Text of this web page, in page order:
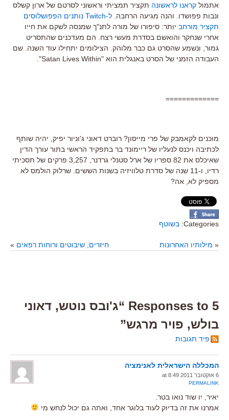
אתמול קראנו לראשונה תקציר תמציתי וראשוני לסרטם של ארון קשלס
ונבות פפושדו. והנה מגיעה הרחבה.
ל-Twitch נותנים הפפושלוסים
תקציר מורחב יותר: סיפורו של מורה לתנ"ך שמנסה לשקם את חייו
אחרי שנחקר והואשם בסדרת מעשי רצח. הם מעדכנים שהתסריט
גמור, ונשמע שהסרט גם כבר מלוהק. הצילומים יתחילו עוד השנה. שם
העבודה הזמני של הסרט באנגלית הוא "Satan Lives Within".
=============
מוכנים לקאמבק של פרי מייסון? רוברט דאוני ג'וניור יפיק, יהיה שותף
לכתיבה ויכנס לנעליו של ריימונד בר בתפקיד הראשי בתור עורך הדין
שאיכלס את 82 ספריו של ארל סטנלי גרדנר, 3,257 פרקים של תסכיתי
רדיו, ו-11 שנה של סדרת טלוויזיה בשנות הששים. שרלוק הולמס לא
מספיק לא, אה?
Categories: בשוטף
« מילותיו האחרונות חיזרים, שיבוטים ורוחות רפאים »
5 Responses to “ג'ובס נוטש, דאוני
בולש, פויר מרגש”
פיד תגובות
המכללה הישראלית לאנימציה
6 אוקטובר 2011 at 8:49
PERMALINK
יאיר, יו שוד נואו בטר.
אמרנו את זה בדיוק לעוד בלוגר אחד, ואתה גם יכול לנחש מי